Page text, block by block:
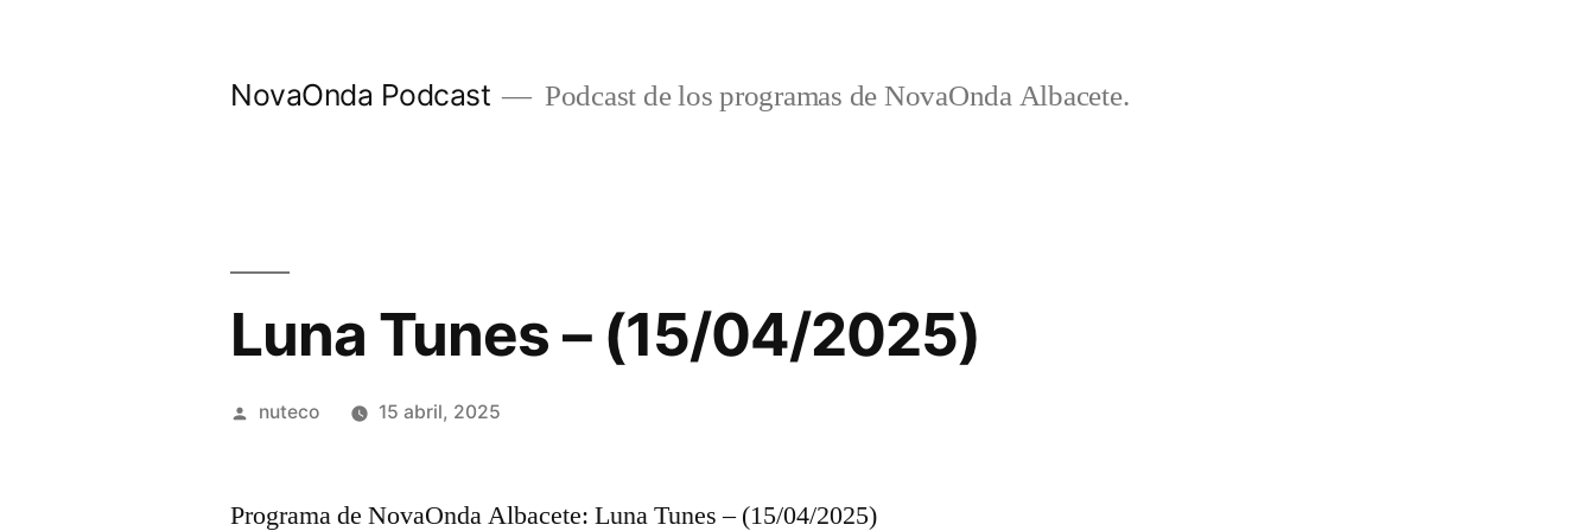
NovaOnda Podcast Podcast de los programas de NovaOnda Albacete.
Luna Tunes – (15/04/2025)
Publicada
nuteco 15 abril, 2025
Programa de NovaOnda Albacete: Luna Tunes – (15/04/2025)